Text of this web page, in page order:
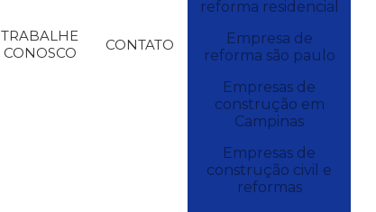
TRABALHE
CONOSCO
CONTATO
reforma residencial
Empresa de
reforma são paulo
Empresas de
construção em
Campinas
Empresas de
construção civil e
reformas